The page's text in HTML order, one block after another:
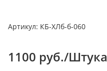
г
Артикул: КБ-ХЛб-б-060
1100 руб./Штука